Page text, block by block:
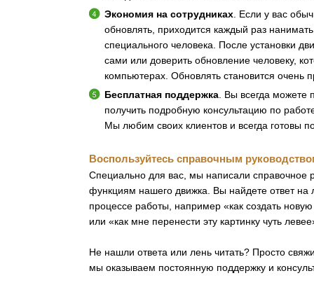
Экономия на сотрудниках . Если у вас
обновлять, приходится каждый раз
специального человека. После установки
сами или доверить обновление человеку,
компьютерах. Обновлять становится очень
Бесплатная поддержка . Вы всегда можете
получить подробную консультацию по
Мы любим своих клиентов и всегда готовы
Воспользуйтесь справочным
Специально для вас, мы написали справочное
функциям нашего движка. Вы найдете ответ
процессе работы, например «как создать
или «как мне перенести эту картинку чуть
Не нашли ответа или лень читать? Просто
мы оказываем постоянную поддержку и